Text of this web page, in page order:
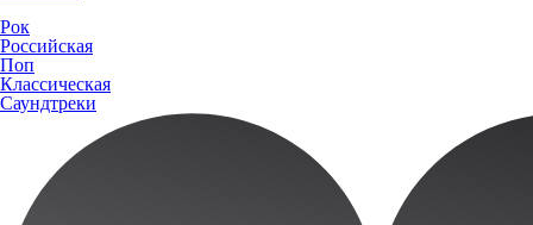
Рок
Российская
Поп
Классическая
Саундтреки